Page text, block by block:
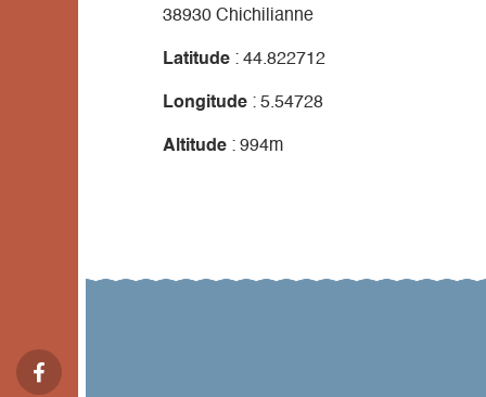
38930 Chichilianne
Latitude : 44.822712
Longitude : 5.54728
Altitude : 994m